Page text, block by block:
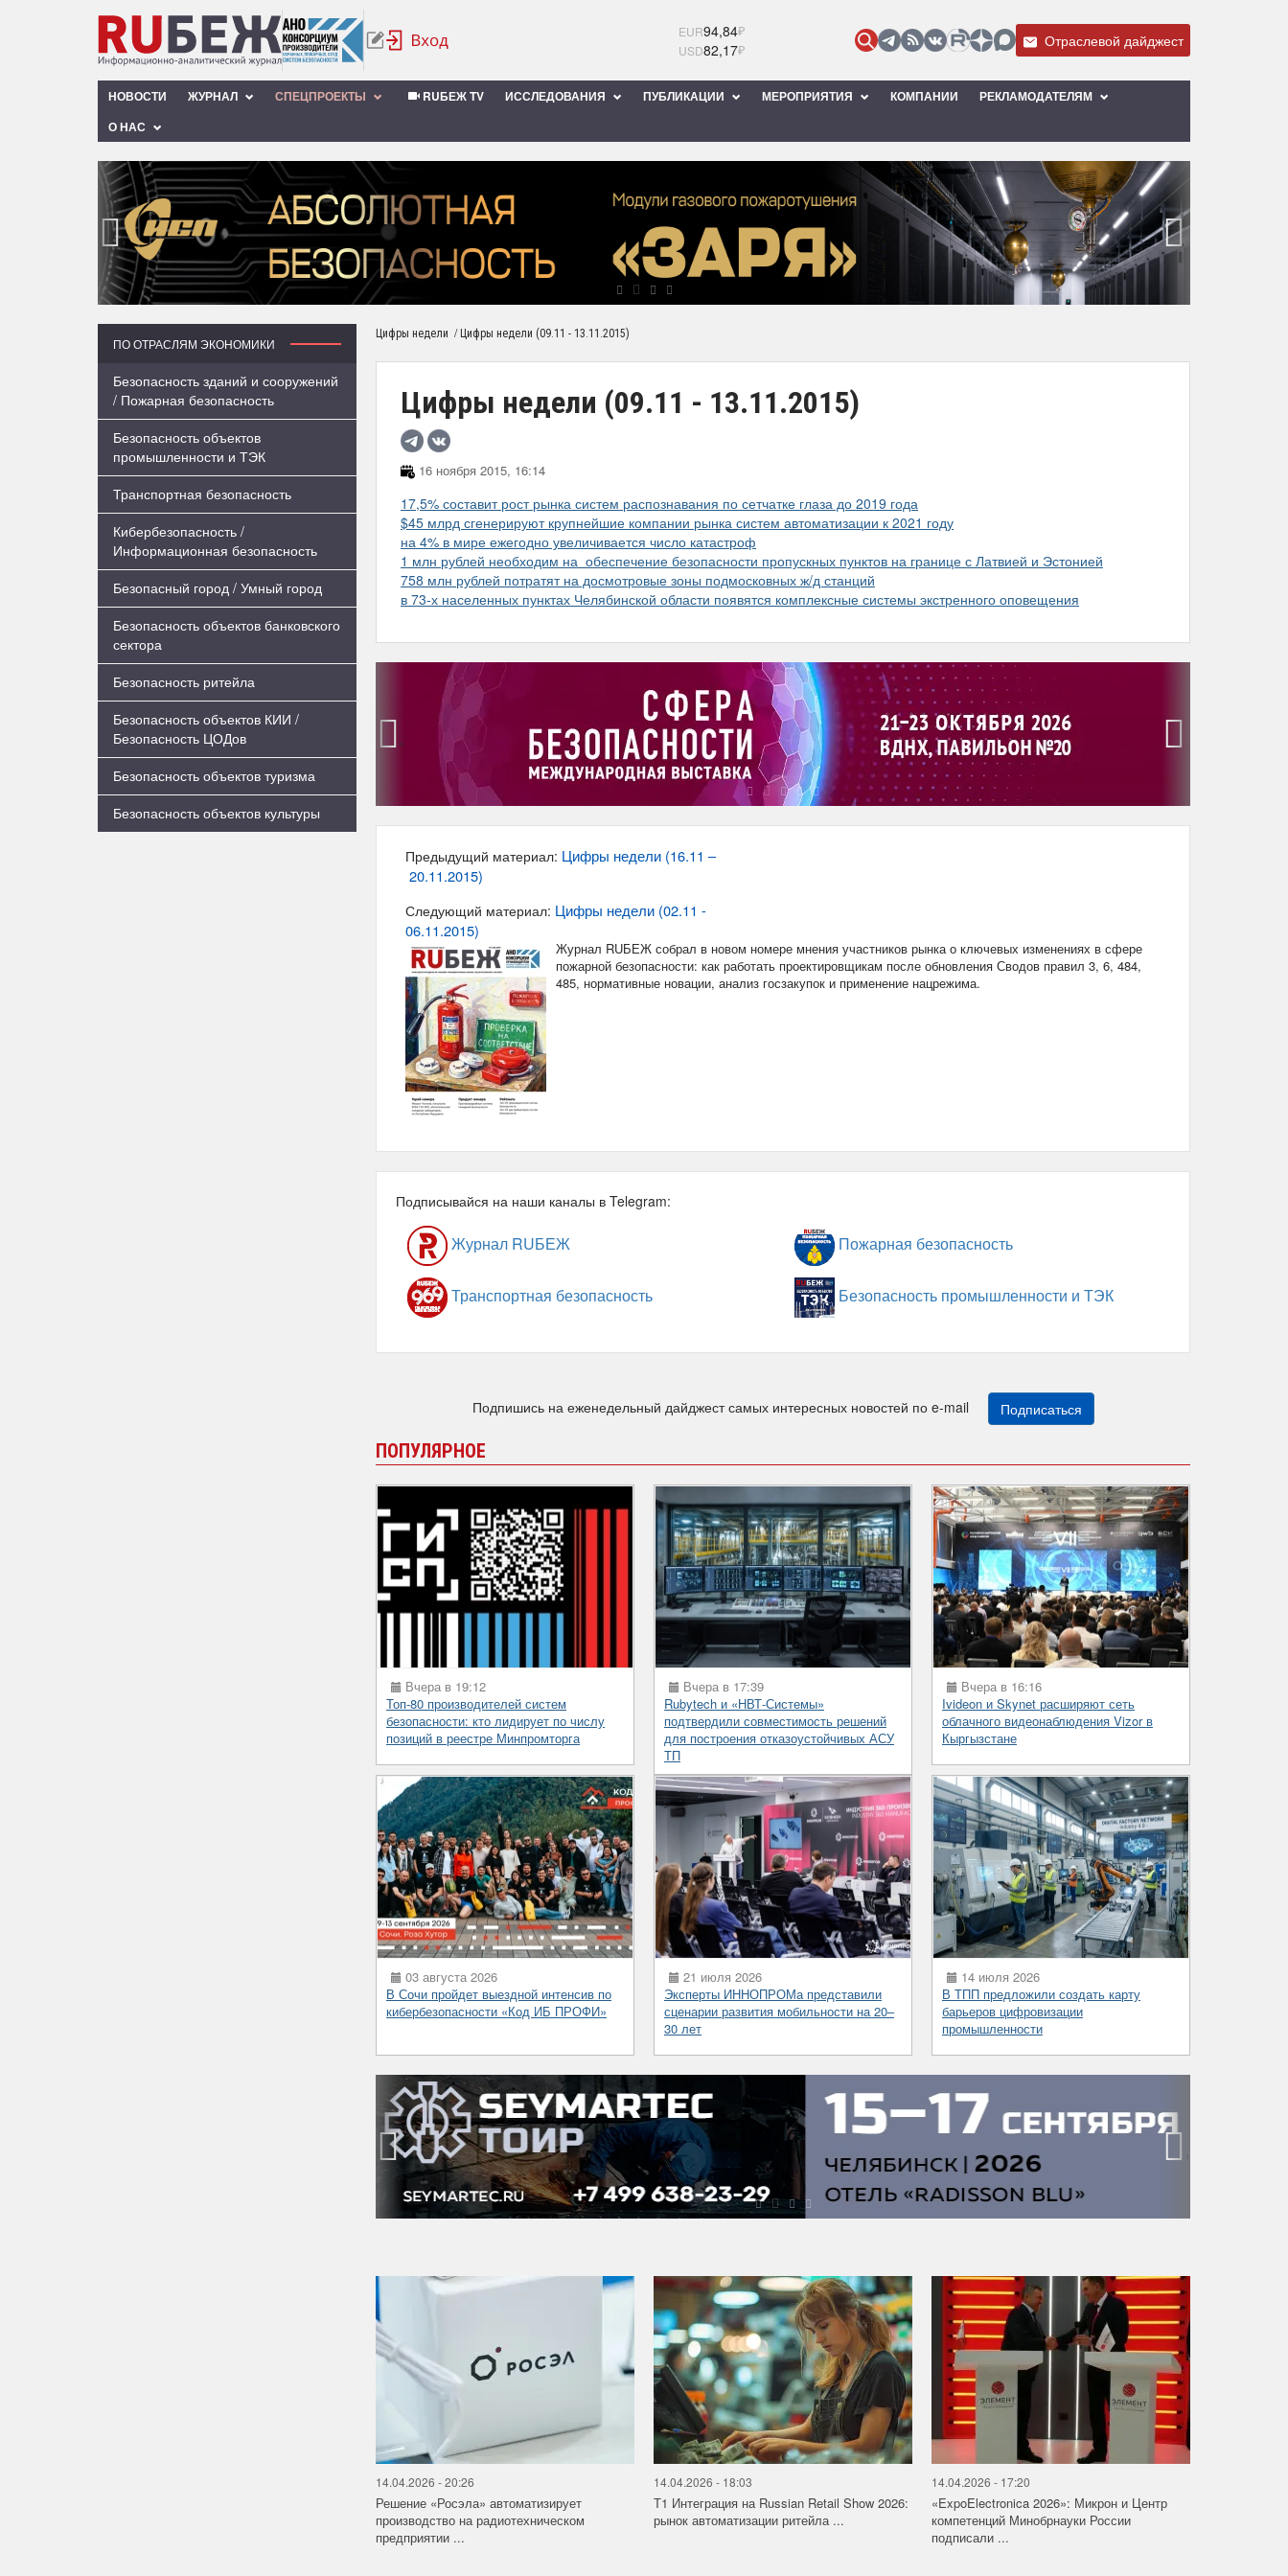
EUR94,84₽
USD82,17₽ Отраслевой дайджест
НОВОСТИ ЖУРНАЛ СПЕЦПРОЕКТЫ RUБЕЖ TV ИССЛЕДОВАНИЯ ПУБЛИКАЦИИ МЕРОПРИЯТИЯ КОМПАНИИ
РЕКЛАМОДАТЕЛЯМ
О НАС
‹
ПО ОТРАСЛЯМ ЭКОНОМИКИ
Безопасность зданий и сооружений
/ Пожарная безопасность
Безопасность объектов
промышленности и ТЭК
Транспортная безопасность
Кибербезопасность /
Информационная безопасность
Безопасный город / Умный город
Безопасность объектов банковского
сектора
Безопасность ритейла
Безопасность объектов КИИ /
Безопасность ЦОДов
Безопасность объектов туризма
Безопасность объектов культуры
Цифры недели / Цифры недели (09.11 - 13.11.2015)
Цифры недели (09.11 - 13.11.2015)
16 ноября 2015, 16:14
17,5% составит рост рынка систем распознавания по сетчатке глаза до 2019 года
$45 млрд сгенерируют крупнейшие компании рынка систем автоматизации к 2021 году
на 4% в мире ежегодно увеличивается число катастроф
1 млн рублей необходим на обеспечение безопасности пропускных пунктов на границе с Латвией и Эстонией
758 млн рублей потратят на досмотровые зоны подмосковных ж/д станций
в 73-х населенных пунктах Челябинской области появятся комплексные системы экстренного оповещения
‹
Предыдущий материал: Цифры недели (16.11 –
20.11.2015)
Следующий материал: Цифры недели (02.11 -
06.11.2015)
Журнал RUБЕЖ собрал в новом номере мнения участников рынка о ключевых изменениях в сфере
пожарной безопасности: как работать проектировщикам после обновления Сводов правил 3, 6, 484,
485, нормативные новации, анализ госзакупок и применение нацрежима.
Подписывайся на наши каналы в Telegram:
Журнал RUБЕЖ Пожарная безопасность
Транспортная безопасность Безопасность промышленности и ТЭК
Подпишись на еженедельный дайджест самых интересных новостей по e-mail Подписаться
ПОПУЛЯРНОЕ
Вчера в 19:12
Топ-80 производителей систем
безопасности: кто лидирует по числу
позиций в реестре Минпромторга
Вчера в 17:39
Rubytech и «НВТ-Системы»
подтвердили совместимость решений
для построения отказоустойчивых АСУ
ТП
Вчера в 16:16
Ivideon и Skynet расширяют сеть
облачного видеонаблюдения Vizor в
Кыргызстане
03 августа 2026
В Сочи пройдет выездной интенсив по
кибербезопасности «Код ИБ ПРОФИ»
21 июля 2026
Эксперты ИННОПРОМа представили
сценарии развития мобильности на 20–
30 лет
14 июля 2026
В ТПП предложили создать карту
барьеров цифровизации
промышленности
‹ ›
14.04.2026 - 20:26
Решение «Росэла» автоматизирует
производство на радиотехническом
предприятии ...
14.04.2026 - 18:03
Т1 Интеграция на Russian Retail Show 2026:
рынок автоматизации ритейла ...
14.04.2026 - 17:20
«ExpoElectronica 2026»: Микрон и Центр
компетенций Минобрнауки России
подписали ...